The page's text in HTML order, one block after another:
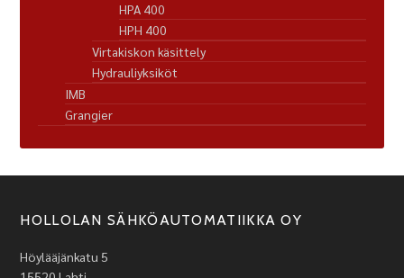
HPA 400
HPH 400
Virtakiskon käsittely
Hydrauliyksiköt
IMB
Grangier
HOLLOLAN SÄHKÖAUTOMATIIKKA OY
Höylääjänkatu 5